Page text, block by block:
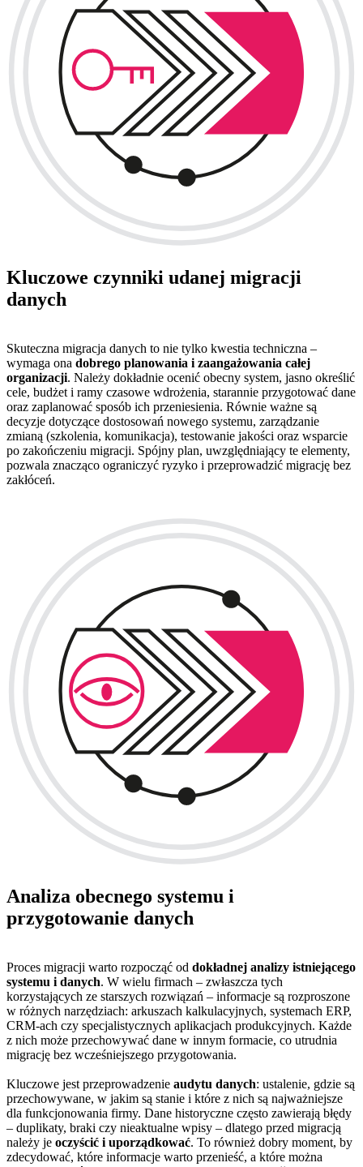
Kluczowe czynniki udanej migracji
danych
Skuteczna migracja danych to nie tylko kwestia techniczna –
wymaga ona dobrego planowania i zaangażowania całej
organizacji. Należy dokładnie ocenić obecny system, jasno określić
cele, budżet i ramy czasowe wdrożenia, starannie przygotować dane
oraz zaplanować sposób ich przeniesienia. Równie ważne są
decyzje dotyczące dostosowań nowego systemu, zarządzanie
zmianą (szkolenia, komunikacja), testowanie jakości oraz wsparcie
po zakończeniu migracji. Spójny plan, uwzględniający te elementy,
pozwala znacząco ograniczyć ryzyko i przeprowadzić migrację bez
zakłóceń.
Analiza obecnego systemu i
przygotowanie danych
Proces migracji warto rozpocząć od dokładnej analizy istniejącego
systemu i danych. W wielu firmach – zwłaszcza tych
korzystających ze starszych rozwiązań – informacje są rozproszone
w różnych narzędziach: arkuszach kalkulacyjnych, systemach ERP,
CRM-ach czy specjalistycznych aplikacjach produkcyjnych. Każde
z nich może przechowywać dane w innym formacie, co utrudnia
migrację bez wcześniejszego przygotowania.
Kluczowe jest przeprowadzenie audytu danych: ustalenie, gdzie są
przechowywane, w jakim są stanie i które z nich są najważniejsze
dla funkcjonowania firmy. Dane historyczne często zawierają błędy
– duplikaty, braki czy nieaktualne wpisy – dlatego przed migracją
należy je oczyścić i uporządkować. To również dobry moment, by
zdecydować, które informacje warto przenieść, a które można